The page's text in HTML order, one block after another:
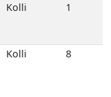
Kolli 1
Kolli 8